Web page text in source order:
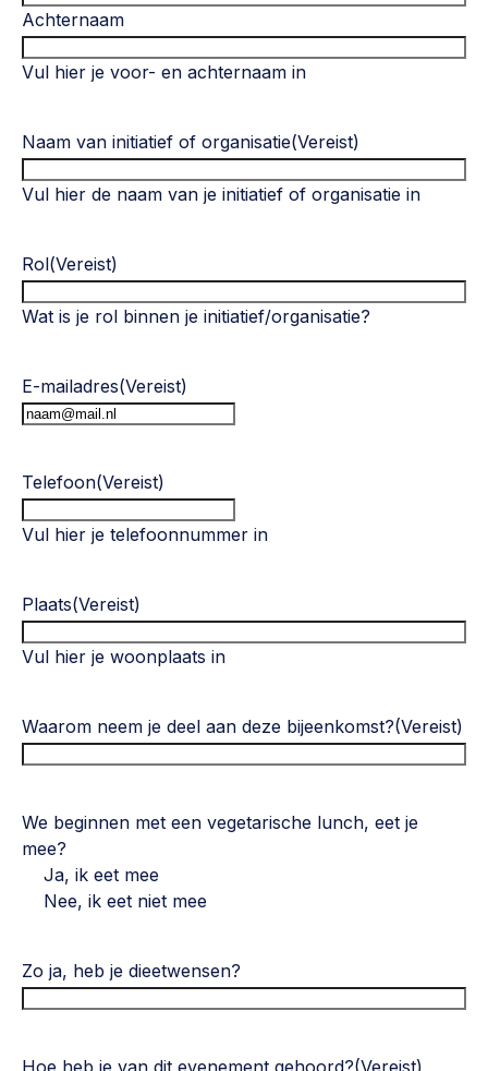
Achternaam
Vul hier je voor- en achternaam in
Naam van initiatief of organisatie(Vereist)
Vul hier de naam van je initiatief of organisatie in
Rol(Vereist)
Wat is je rol binnen je initiatief/organisatie?
E-mailadres(Vereist)
Telefoon(Vereist)
Vul hier je telefoonnummer in
Plaats(Vereist)
Vul hier je woonplaats in
Waarom neem je deel aan deze bijeenkomst?(Vereist)
We beginnen met een vegetarische lunch, eet je
mee?
Ja, ik eet mee
Nee, ik eet niet mee
Zo ja, heb je dieetwensen?
Hoe heb je van dit evenement gehoord?(Vereist)